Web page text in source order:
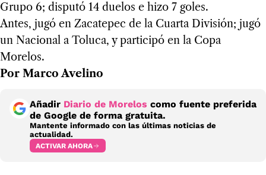
Grupo 6; disputó 14 duelos e hizo 7 goles.
Antes, jugó en Zacatepec de la Cuarta División; jugó
un Nacional a Toluca, y participó en la Copa
Morelos.
Por Marco Avelino
Añadir Diario de Morelos como fuente preferida
de Google de forma gratuita.
Mantente informado con las últimas noticias de
actualidad.
ACTIVAR AHORA